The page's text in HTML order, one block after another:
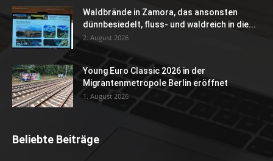
Waldbrände in Zamora, das ansonsten
dünnbesiedelt, fluss- und waldreich in die...
2. August 2026
Young Euro Classic 2026 in der
Migrantenmetropole Berlin eröffnet
1. August 2026
Beliebte Beiträge